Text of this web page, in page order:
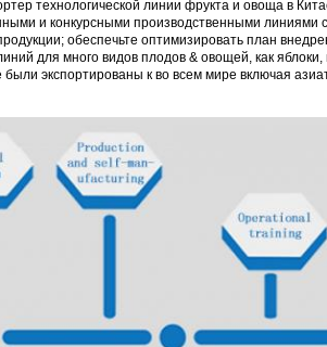
технологической линии фрукта и овоща в
и конкурсными производственными
обеспечьте оптимизировать план
для много видов плодов & овощей, как
экспортированы к во всем мире включая